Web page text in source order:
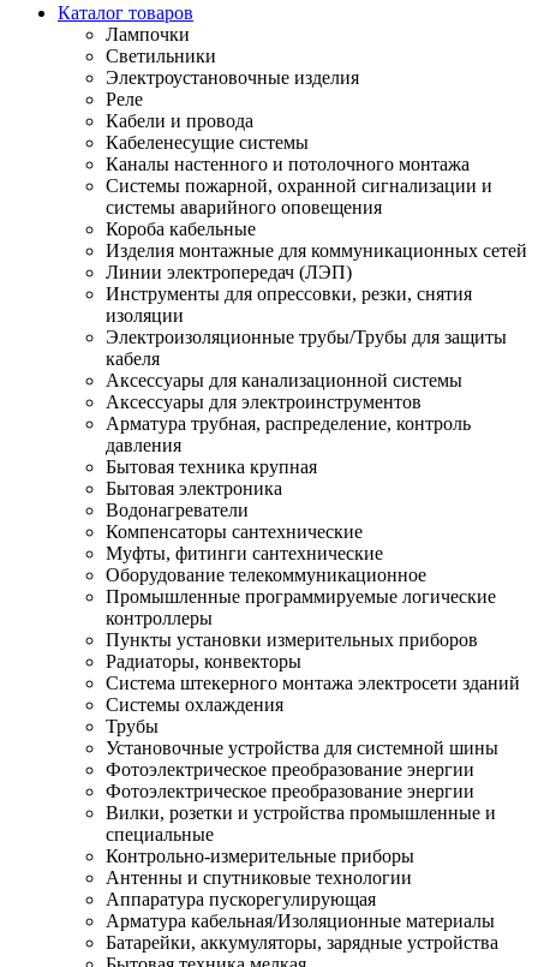
Каталог товаров
Лампочки
Светильники
Электроустановочные изделия
Реле
Кабели и провода
Кабеленесущие системы
Каналы настенного и потолочного монтажа
Системы пожарной, охранной сигнализации и
системы аварийного оповещения
Короба кабельные
Изделия монтажные для коммуникационных сетей
Линии электропередач (ЛЭП)
Инструменты для опрессовки, резки, снятия
изоляции
Электроизоляционные трубы/Трубы для защиты
кабеля
Аксессуары для канализационной системы
Аксессуары для электроинструментов
Арматура трубная, распределение, контроль
давления
Бытовая техника крупная
Бытовая электроника
Водонагреватели
Компенсаторы сантехнические
Муфты, фитинги сантехнические
Оборудование телекоммуникационное
Промышленные программируемые логические
контроллеры
Пункты установки измерительных приборов
Радиаторы, конвекторы
Система штекерного монтажа электросети зданий
Системы охлаждения
Трубы
Установочные устройства для системной шины
Фотоэлектрическое преобразование энергии
Фотоэлектрическое преобразование энергии
Вилки, розетки и устройства промышленные и
специальные
Контрольно-измерительные приборы
Антенны и спутниковые технологии
Аппаратура пускорегулирующая
Арматура кабельная/Изоляционные материалы
Батарейки, аккумуляторы, зарядные устройства